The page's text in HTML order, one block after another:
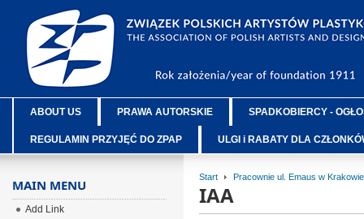
ABOUT US PRAWA AUTORSKIE SPADKOBIERCY -
REGULAMIN PRZYJĘĆ DO ZPAP ULGI i RABATY DLA
Start Pracownie ul. Emaus w Krakowie
IAA
MAIN MENU
Add Link